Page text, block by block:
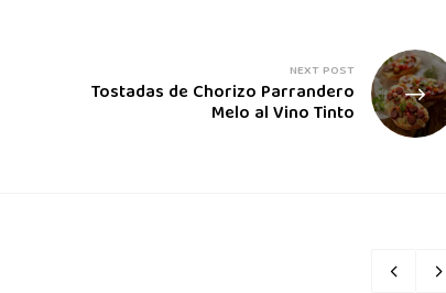
NEXT POST
Tostadas de Chorizo Parrandero
Melo al Vino Tinto